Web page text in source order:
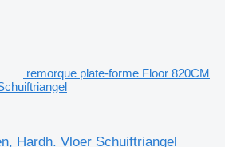
remorque plate-forme Floor 820CM
Hardh. Vloer Schuiftriangel